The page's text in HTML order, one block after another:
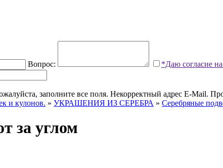
Вопрос: *Даю согласие
заполните все поля. Некорректный адрес E-Mail.
и кулонов. » УКРАШЕНИЯ ИЗ СЕРЕБРА » Серебряные
за углом